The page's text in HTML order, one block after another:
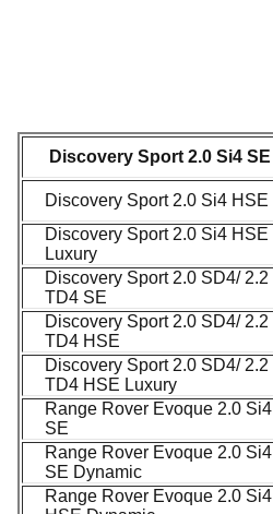
Discovery Sport 2.0 Si4 SE
Discovery Sport 2.0 Si4 HSE
Discovery Sport 2.0 Si4 HSE
Luxury
Discovery Sport 2.0 SD4/ 2.2
TD4 SE
Discovery Sport 2.0 SD4/ 2.2
TD4 HSE
Discovery Sport 2.0 SD4/ 2.2
TD4 HSE Luxury
Range Rover Evoque 2.0 Si4
SE
Range Rover Evoque 2.0 Si4
SE Dynamic
Range Rover Evoque 2.0 Si4